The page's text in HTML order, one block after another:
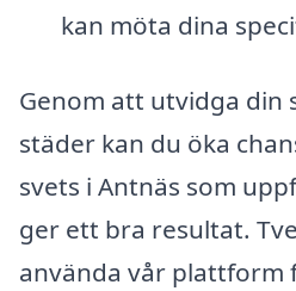
kan möta dina
Genom att utvidga din
städer kan du öka
svets i Antnäs som
ger ett bra resultat.
använda vår plattform